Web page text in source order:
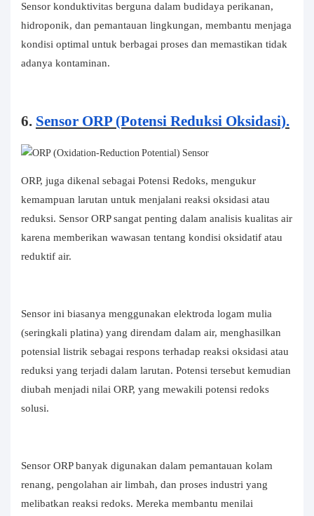
Sensor konduktivitas berguna dalam budidaya perikanan,
hidroponik, dan pemantauan lingkungan, membantu menjaga
kondisi optimal untuk berbagai proses dan memastikan tidak
adanya kontaminan.
6. Sensor ORP (Potensi Reduksi Oksidasi).
ORP, juga dikenal sebagai Potensi Redoks, mengukur
kemampuan larutan untuk menjalani reaksi oksidasi atau
reduksi. Sensor ORP sangat penting dalam analisis kualitas air
karena memberikan wawasan tentang kondisi oksidatif atau
reduktif air.
Sensor ini biasanya menggunakan elektroda logam mulia
(seringkali platina) yang direndam dalam air, menghasilkan
potensial listrik sebagai respons terhadap reaksi oksidasi atau
reduksi yang terjadi dalam larutan. Potensi tersebut kemudian
diubah menjadi nilai ORP, yang mewakili potensi redoks
solusi.
Sensor ORP banyak digunakan dalam pemantauan kolam
renang, pengolahan air limbah, dan proses industri yang
melibatkan reaksi redoks. Mereka membantu menilai